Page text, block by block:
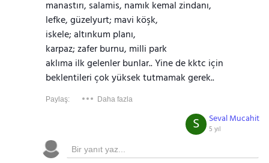
manastırı, salamis, namık kemal zindanı,
lefke, güzelyurt; mavi köşk,
iskele; altınkum planı,
karpaz; zafer burnu, milli park
aklıma ilk gelenler bunlar.. Yine de kktc için
beklentileri çok yüksek tutmamak gerek..
Paylaş: Daha fazla
Seval Mucahit
5 yıl
S